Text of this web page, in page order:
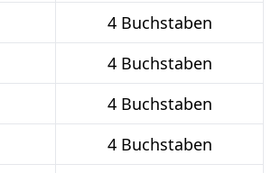
4 Buchstaben
4 Buchstaben
4 Buchstaben
4 Buchstaben